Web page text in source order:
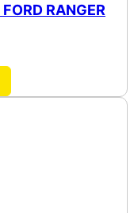
RANGER